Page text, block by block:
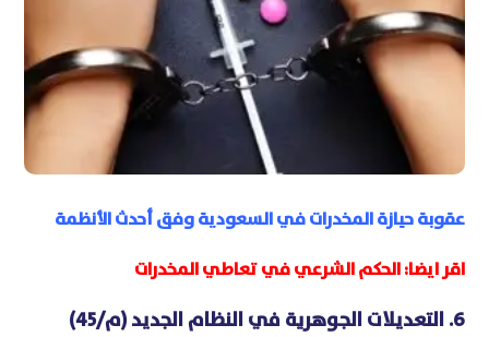
عقوبة حيازة المخدرات في السعودية وفق أحدث الأنظمة
اقر ايضا: الحكم الشرعي في تعاطي المخدرات
6. التعديلات الجوهرية في النظام الجديد (م/45)